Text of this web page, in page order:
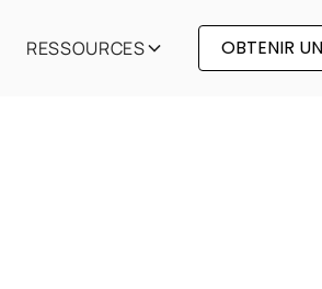
RESSOURCES OBTENIR